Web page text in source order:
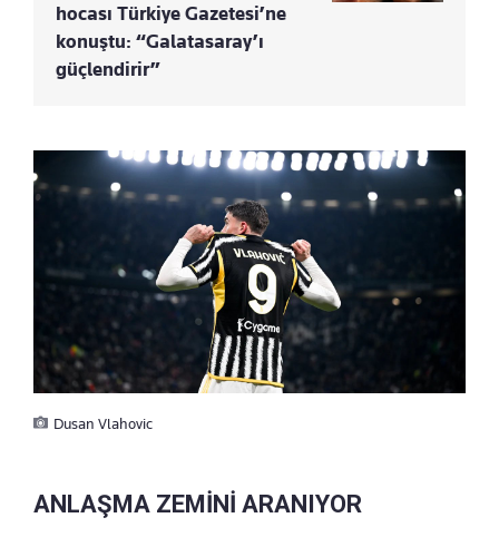
hocası Türkiye Gazetesi’ne
konuştu: “Galatasaray’ı
güçlendirir”
Dusan Vlahovic
ANLAŞMA ZEMİNİ ARANIYOR